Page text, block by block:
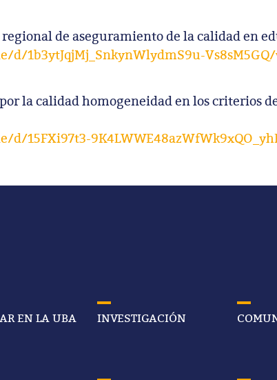
de aseguramiento de la calidad en
1b3ytJqjMj_SnkynWlydmS9u-
la calidad homogeneidad en los criterios
15FXi97t3-
EN LA UBA INVESTIGACIÓN